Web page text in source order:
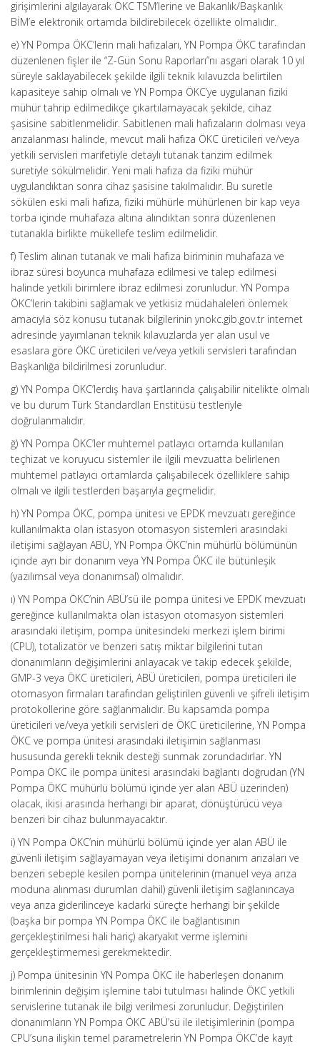
girişimlerini algılayarak ÖKC TSM’lerine ve Bakanlık/Başkanlık
BİM’e elektronik ortamda bildirebilecek özellikte olmalıdır.
e) YN Pompa ÖKC’lerin mali hafızaları, YN Pompa ÖKC tarafından
düzenlenen fişler ile “Z-Gün Sonu Raporları”nı asgari olarak 10 yıl
süreyle saklayabilecek şekilde ilgili teknik kılavuzda belirtilen
kapasiteye sahip olmalı ve YN Pompa ÖKC’ye uygulanan fiziki
mühür tahrip edilmedikçe çıkartılamayacak şekilde, cihaz
şasisine sabitlenmelidir. Sabitlenen mali hafızaların dolması veya
arızalanması halinde, mevcut mali hafıza ÖKC üreticileri ve/veya
yetkili servisleri marifetiyle detaylı tutanak tanzim edilmek
suretiyle sökülmelidir. Yeni mali hafıza da fiziki mühür
uygulandıktan sonra cihaz şasisine takılmalıdır. Bu suretle
sökülen eski mali hafıza, fiziki mühürle mühürlenen bir kap veya
torba içinde muhafaza altına alındıktan sonra düzenlenen
tutanakla birlikte mükellefe teslim edilmelidir.
f) Teslim alınan tutanak ve mali hafıza biriminin muhafaza ve
ibraz süresi boyunca muhafaza edilmesi ve talep edilmesi
halinde yetkili birimlere ibraz edilmesi zorunludur. YN Pompa
ÖKC’lerin takibini sağlamak ve yetkisiz müdahaleleri önlemek
amacıyla söz konusu tutanak bilgilerinin ynokc.gib.gov.tr internet
adresinde yayımlanan teknik kılavuzlarda yer alan usul ve
esaslara göre ÖKC üreticileri ve/veya yetkili servisleri tarafından
Başkanlığa bildirilmesi zorunludur.
g) YN Pompa ÖKC’lerdış hava şartlarında çalışabilir nitelikte olmalı
ve bu durum Türk Standardları Enstitüsü testleriyle
doğrulanmalıdır.
ğ) YN Pompa ÖKC’ler muhtemel patlayıcı ortamda kullanılan
teçhizat ve koruyucu sistemler ile ilgili mevzuatta belirlenen
muhtemel patlayıcı ortamlarda çalışabilecek özelliklere sahip
olmalı ve ilgili testlerden başarıyla geçmelidir.
h) YN Pompa ÖKC, pompa ünitesi ve EPDK mevzuatı gereğince
kullanılmakta olan istasyon otomasyon sistemleri arasındaki
iletişimi sağlayan ABÜ, YN Pompa ÖKC’nin mühürlü bölümünün
içinde ayrı bir donanım veya YN Pompa ÖKC ile bütünleşik
(yazılımsal veya donanımsal) olmalıdır.
ı) YN Pompa ÖKC’nin ABÜ’sü ile pompa ünitesi ve EPDK mevzuatı
gereğince kullanılmakta olan istasyon otomasyon sistemleri
arasındaki iletişim, pompa ünitesindeki merkezi işlem birimi
(CPU), totalizatör ve benzeri satış miktar bilgilerini tutan
donanımların değişimlerini anlayacak ve takip edecek şekilde,
GMP-3 veya ÖKC üreticileri, ABÜ üreticileri, pompa üreticileri ile
otomasyon firmaları tarafından geliştirilen güvenli ve şifreli iletişim
protokollerine göre sağlanmalıdır. Bu kapsamda pompa
üreticileri ve/veya yetkili servisleri de ÖKC üreticilerine, YN Pompa
ÖKC ve pompa ünitesi arasındaki iletişimin sağlanması
hususunda gerekli teknik desteği sunmak zorundadırlar. YN
Pompa ÖKC ile pompa ünitesi arasındaki bağlantı doğrudan (YN
Pompa ÖKC mühürlü bölümü içinde yer alan ABÜ üzerinden)
olacak, ikisi arasında herhangi bir aparat, dönüştürücü veya
benzeri bir cihaz bulunmayacaktır.
i) YN Pompa ÖKC’nin mühürlü bölümü içinde yer alan ABÜ ile
güvenli iletişim sağlayamayan veya iletişimi donanım arızaları ve
benzeri sebeple kesilen pompa ünitelerinin (manuel veya arıza
moduna alınması durumları dahil) güvenli iletişim sağlanıncaya
veya arıza giderilinceye kadarki süreçte herhangi bir şekilde
(başka bir pompa YN Pompa ÖKC ile bağlantısının
gerçekleştirilmesi hali hariç) akaryakıt verme işlemini
gerçekleştirmemesi gerekmektedir.
j) Pompa ünitesinin YN Pompa ÖKC ile haberleşen donanım
birimlerinin değişim işlemine tabi tutulması halinde ÖKC yetkili
servislerine tutanak ile bilgi verilmesi zorunludur. Değiştirilen
donanımların YN Pompa ÖKC ABÜ’sü ile iletişimlerinin (pompa
CPU’suna ilişkin temel parametrelerin YN Pompa ÖKC’de kayıt